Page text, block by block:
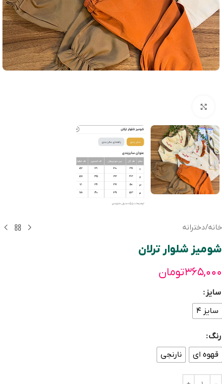
خانه/دخترانه
شومیز شلوار ترلان
۳۶۵,۰۰۰تومان
سایز
سایز ۴
رنگ
قهوه ای
نارنجی